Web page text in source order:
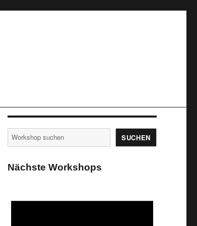
Suchen SUCHEN
Nächste Workshops